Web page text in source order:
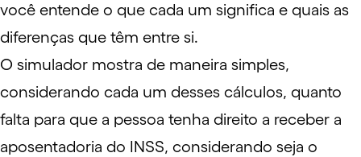
você entende o que cada um significa e quais as
diferenças que têm entre si.
O simulador mostra de maneira simples,
considerando cada um desses cálculos, quanto
falta para que a pessoa tenha direito a receber a
aposentadoria do INSS, considerando seja o